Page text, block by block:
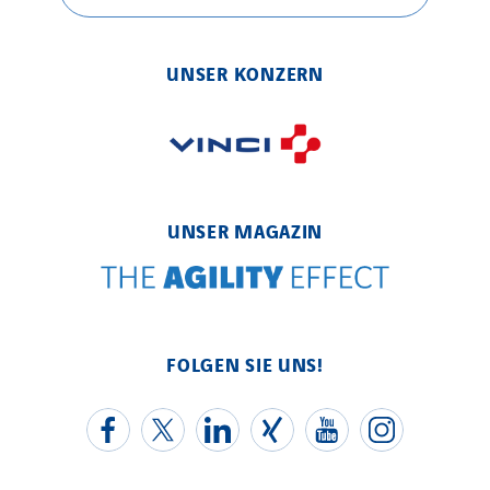
UNSER KONZERN
UNSER MAGAZIN
FOLGEN SIE UNS!
Emil Lundgren
Fournié Grospaud Smart Building
Froid14
Gauriau Entreprise